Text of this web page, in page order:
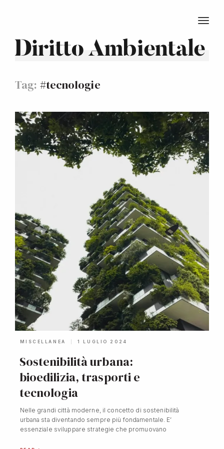
Diritto Ambientale
Tag: #tecnologie
MISCELLANEA 1 LUGLIO 2024
Sostenibilità urbana:
bioedilizia, trasporti e
tecnologia
Nelle grandi città moderne, il concetto di sostenibilità
urbana sta diventando sempre più fondamentale. E’
essenziale sviluppare strategie che promuovano